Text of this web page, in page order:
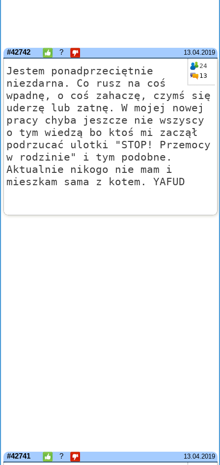
13.04.2019
#42742 ?
24
13
Jestem ponadprzeciętnie
niezdarna. Co rusz na coś
wpadnę, o coś zahaczę, czymś się
uderzę lub zatnę. W mojej nowej
pracy chyba jeszcze nie wszyscy
o tym wiedzą bo ktoś mi zaczął
podrzucać ulotki "STOP! Przemocy
w rodzinie" i tym podobne.
Aktualnie nikogo nie mam i
mieszkam sama z kotem. YAFUD
13.04.2019
#42741 ?